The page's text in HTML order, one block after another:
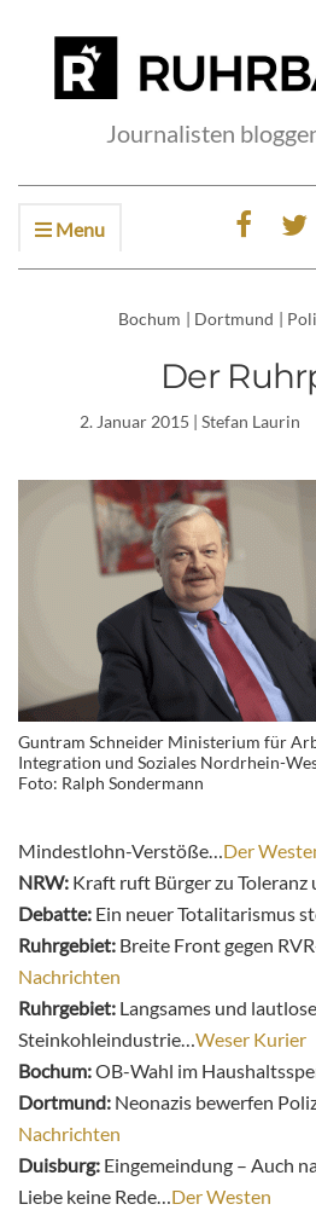
Journalisten
Menu
Bochum | Dortmund |
Der
2. Januar 2015 | Stefan Laurin
Guntram Schneider Ministerium für
Integration und Soziales Nordrhein-
Foto: Ralph Sondermann
Mindestlohn-Verstöße…Der
NRW: Kraft ruft Bürger zu
Debatte: Ein neuer Totalitarismus
Ruhrgebiet: Breite Front gegen
Nachrichten
Ruhrgebiet: Langsames und
Steinkohleindustrie…Weser Kurier
Bochum:OB-Wahl im
Dortmund: Neonazis bewerfen
Nachrichten
Duisburg: Eingemeindung – Auch
Liebe keine Rede…Der Westen